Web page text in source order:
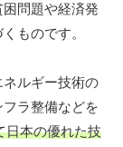
問題や経済発
ものです。
ルギー技術の
ラ整備などを
日本の優れた技